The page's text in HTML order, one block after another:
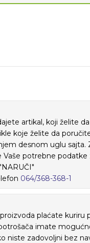
artikal, koji želite da
koje želite da
desnom uglu sajta.
Vaše potrebne podatke
064/368-368-1
plaćate kuriru
imate
niste zadovoljni bez